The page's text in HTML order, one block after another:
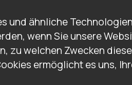
und ähnliche
wenn Sie unsere
zu welchen Zwecken
ermöglicht es uns,